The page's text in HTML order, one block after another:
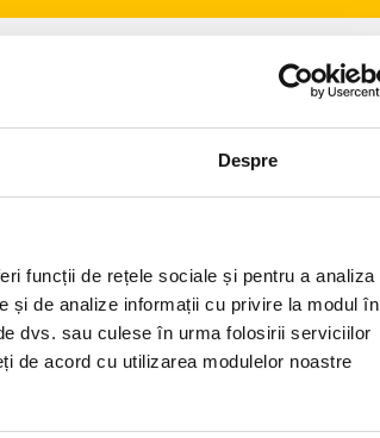
Despre
funcții de rețele sociale și pentru a analiza
și de analize informații cu privire la modul în
dvs. sau culese în urma folosirii serviciilor
de acord cu utilizarea modulelor noastre